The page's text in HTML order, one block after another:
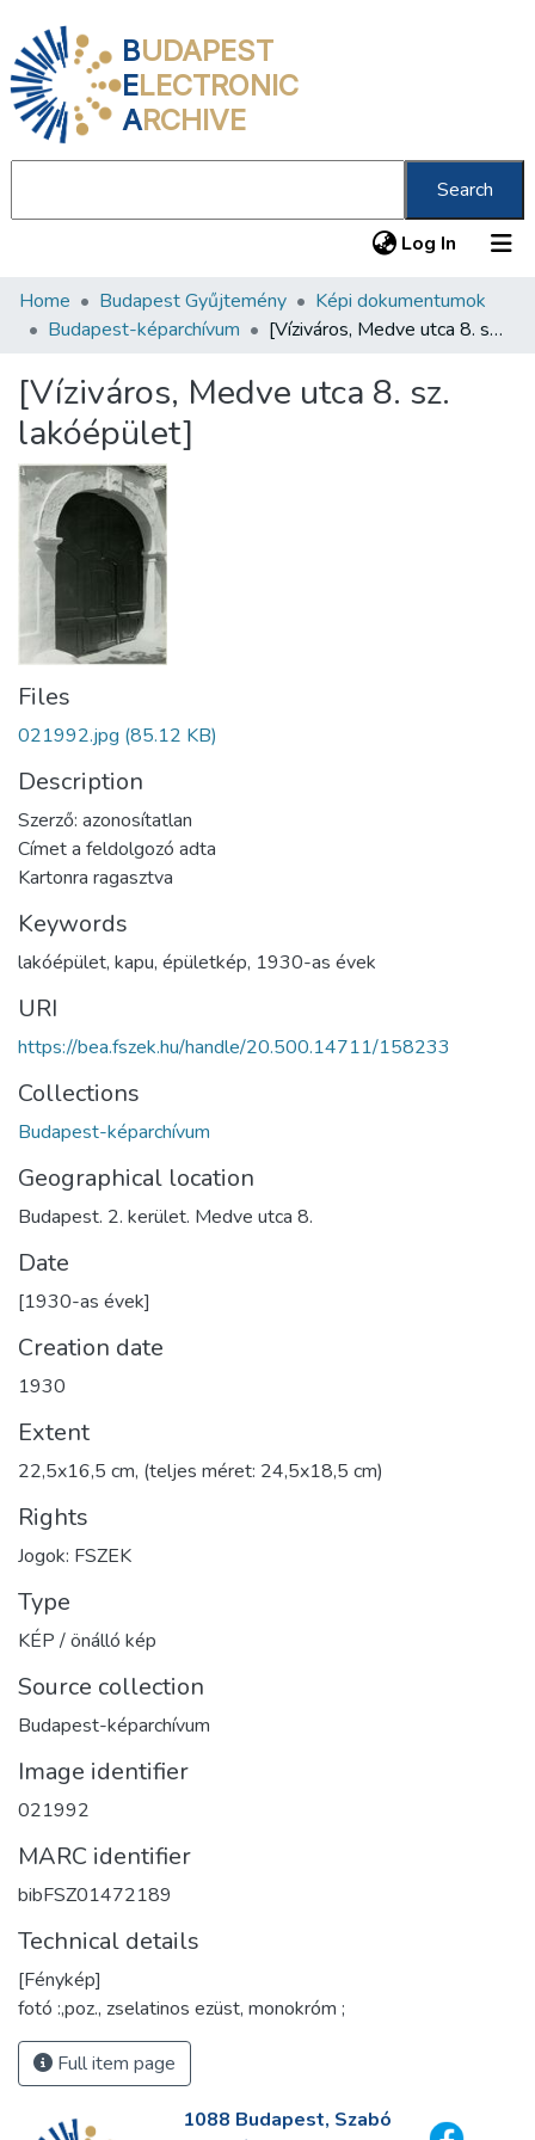
BUDAPEST
ELECTRONIC
ARCHIVE
Search
Log In (current)
Communities & Collections
Statistics
About us
Home Budapest Gyűjtemény
Képi dokumentumok
Budapest-képarchívum
[Víziváros, Medve utca 8. sz. lakóépület]
[Víziváros, Medve utca 8. sz.
lakóépület]
Files
021992.jpg (85.12 KB)
Description
Szerző: azonosítatlan
Címet a feldolgozó adta
Kartonra ragasztva
Keywords
lakóépület, kapu, épületkép, 1930-as évek
URI
https://bea.fszek.hu/handle/20.500.14711/158233
Collections
Budapest-képarchívum
Geographical location
Budapest. 2. kerület. Medve utca 8.
Date
[1930-as évek]
Creation date
1930
Extent
22,5x16,5 cm, (teljes méret: 24,5x18,5 cm)
Rights
Jogok: FSZEK
Type
KÉP / önálló kép
Source collection
Budapest-képarchívum
Image identifier
021992
MARC identifier
bibFSZ01472189
Technical details
[Fénykép]
fotó :,poz., zselatinos ezüst, monokróm ;
Full item page
1088 Budapest, Szabó